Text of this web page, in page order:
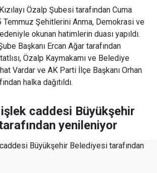
Özalp Şubesi tarafından Cuma
Temmuz Şehitlerini Anma, Demokrasi ve
okunan hatimlerin duası yapıldı.
Başkanı Ercan Ağar tarafından
Özalp Kaymakamı ve Belediye
Vardar ve AK Parti İlçe Başkanı Orhan
halka dağıtıldı.
caddesi Büyükşehir
yenileniyor